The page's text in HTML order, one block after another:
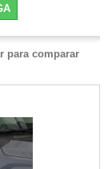
para comparar